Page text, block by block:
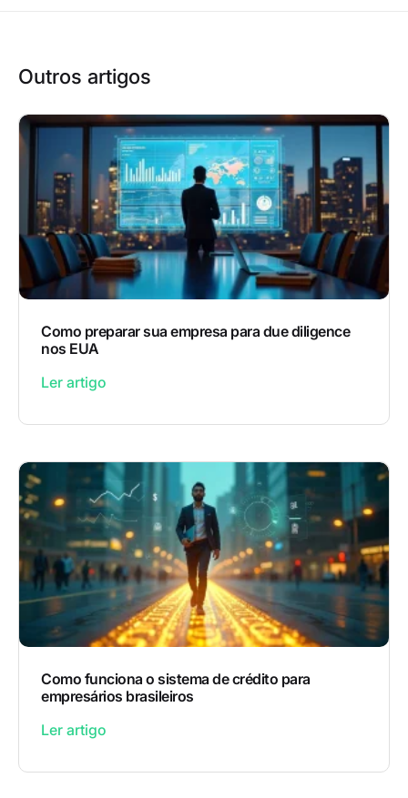
Outros artigos
Como preparar sua empresa para due diligence
nos EUA
Ler artigo
Como funciona o sistema de crédito para
empresários brasileiros
Ler artigo